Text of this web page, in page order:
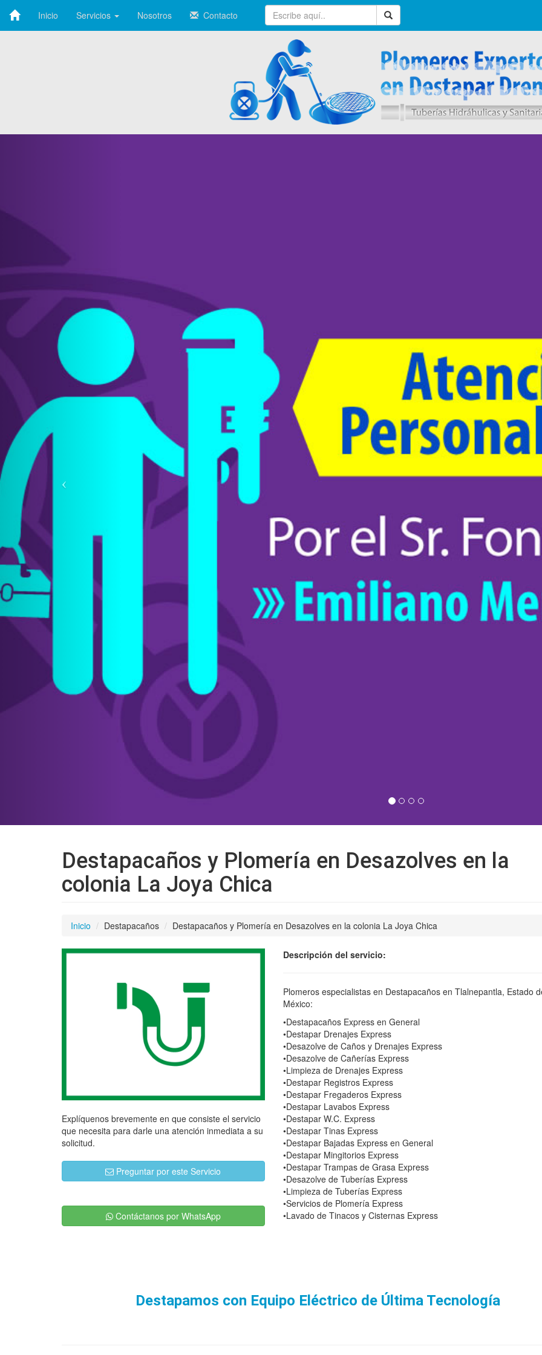
Inicio Servicios Nosotros Contacto
Destapacaños y Plomería en Desazolves en la
colonia La Joya Chica
Inicio Destapacaños Destapacaños y Plomería en Desazolves en la colonia La Joya Chica
Explíquenos brevemente en que consiste el servicio
que necesita para darle una atención inmediata a su
solicitud.
Preguntar por este Servicio
Contáctanos por WhatsApp
Descripción del servicio:
Plomeros especialistas en Destapacaños en Tlalnepantla, Estado
México:
•Destapacaños Express en General
•Destapar Drenajes Express
•Desazolve de Caños y Drenajes Express
•Desazolve de Cañerías Express
•Limpieza de Drenajes Express
•Destapar Registros Express
•Destapar Fregaderos Express
•Destapar Lavabos Express
•Destapar W.C. Express
•Destapar Tinas Express
•Destapar Bajadas Express en General
•Destapar Mingitorios Express
•Destapar Trampas de Grasa Express
•Desazolve de Tuberías Express
•Limpieza de Tuberías Express
•Servicios de Plomería Express
•Lavado de Tinacos y Cisternas Express
Destapamos con Equipo Eléctrico de Última Tecnología